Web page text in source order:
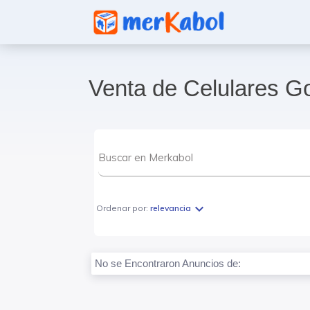
Venta de Celulares
Ordenar por:relevancia expand_more
No se Encontraron Anuncios de: